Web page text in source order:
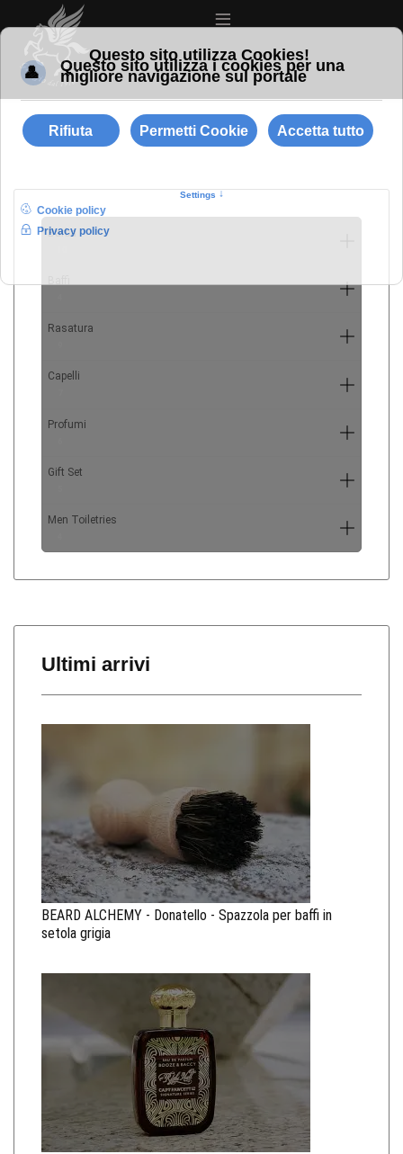
≡
Barba
Rasatura
Capelli
Profumi
Gift Set
Men Toiletries
Ultimi arrivi
BEARD ALCHEMY - Donatello - Spazzola per baffi in
setola grigia